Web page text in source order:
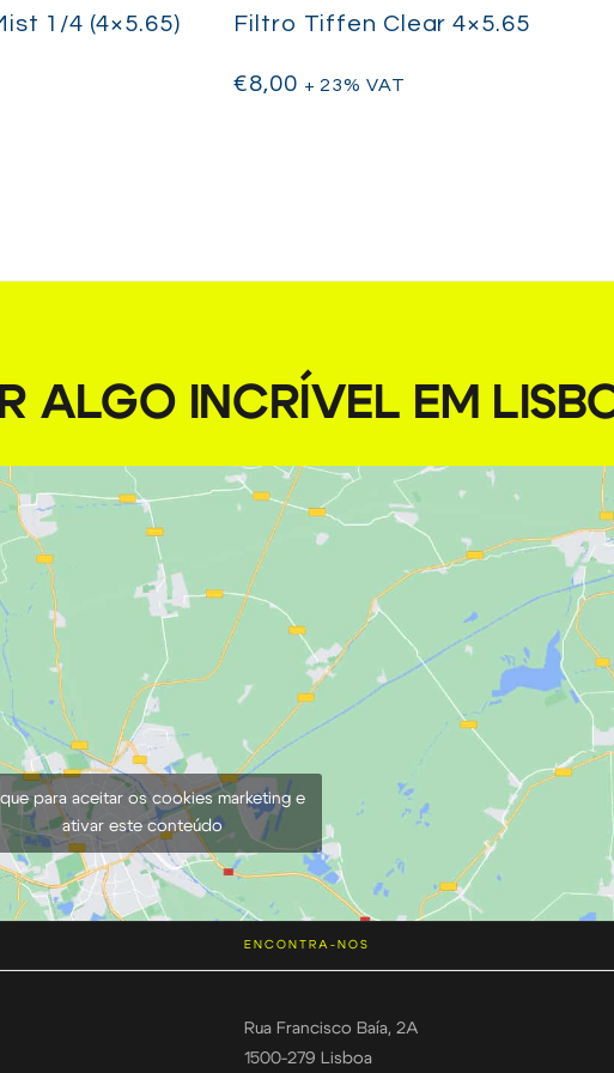
1/4 (4×5.65) Filtro Tiffen Clear 4×5.65
€8,00 + 23% VAT
ALGO INCRÍVEL EM
para aceitar os cookies marketing e
ativar este conteúdo
ENCONTRA-NOS
Rua Francisco Baía, 2A
1500-279 Lisboa